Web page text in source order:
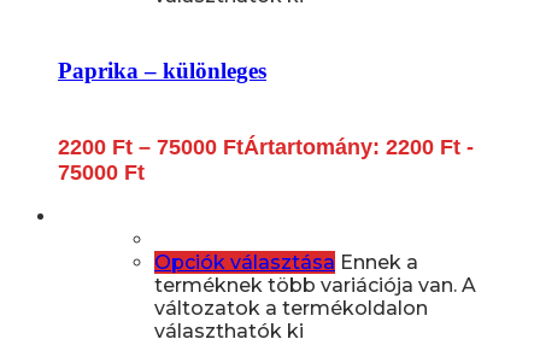
Paprika – különleges
2200 Ft – 75000 FtÁrtartomány: 2200 Ft -
75000 Ft
Opciók választása Ennek a
terméknek több variációja van. A
változatok a termékoldalon
választhatók ki